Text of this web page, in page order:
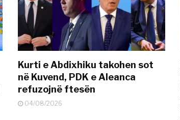
Kurti e Abdixhiku takohen sot
në Kuvend, PDK e Aleanca
refuzojnë ftesën
04/08/2026